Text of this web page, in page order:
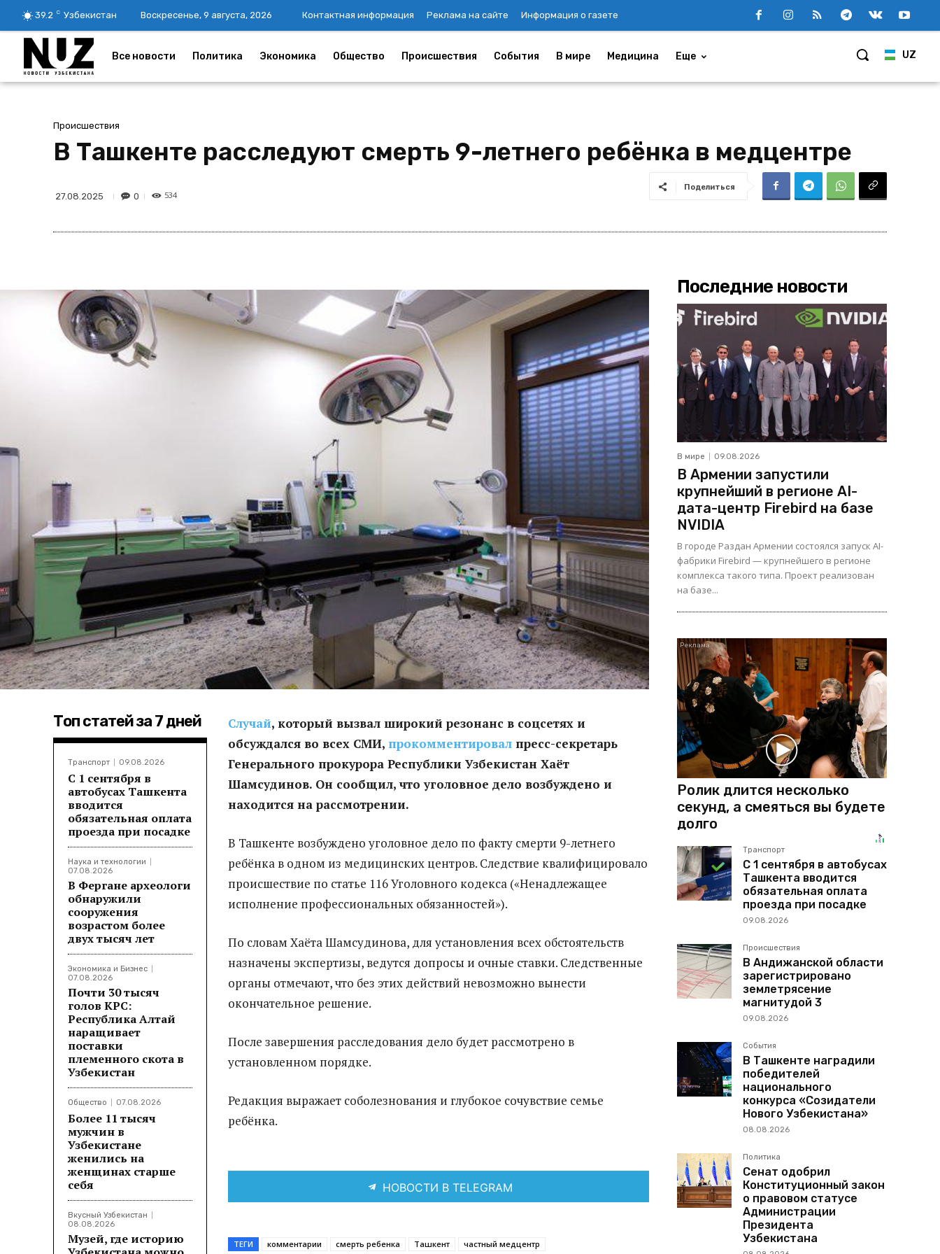
39.2 C Узбекистан Воскресенье, 9 августа, 2026 Контактная информация Реклама на сайте Информация о газете
UZ
Все новости Политика Экономика Общество Происшествия События В мире Медицина Еще
Происшествия
В Ташкенте расследуют смерть 9-летнего ребёнка в медцентре
27.08.2025 0 534
Поделиться
Топ статей за 7 дней
Транспорт 09.08.2026
С 1 сентября в
автобусах Ташкента
вводится
обязательная оплата
проезда при посадке
Наука и технологии
07.08.2026
В Фергане археологи
обнаружили
сооружения
возрастом более
двух тысяч лет
Экономика и Бизнес
07.08.2026
Почти 30 тысяч
голов КРС:
Республика Алтай
наращивает
поставки
племенного скота в
Узбекистан
Общество 07.08.2026
Более 11 тысяч
мужчин в
Узбекистане
женились на
женщинах старше
себя
Вкусный Узбекистан
08.08.2026
Музей, где историю
Случай, который вызвал широкий резонанс в соцсетях и
обсуждался во всех СМИ, прокомментировал пресс-секретарь
Генерального прокурора Республики Узбекистан Хаёт
Шамсудинов. Он сообщил, что уголовное дело возбуждено и
находится на рассмотрении.
В Ташкенте возбуждено уголовное дело по факту смерти 9-летнего
ребёнка в одном из медицинских центров. Следствие квалифицировало
происшествие по статье 116 Уголовного кодекса («Ненадлежащее
исполнение профессиональных обязанностей»).
По словам Хаёта Шамсудинова, для установления всех обстоятельств
назначены экспертизы, ведутся допросы и очные ставки. Следственные
органы отмечают, что без этих действий невозможно вынести
окончательное решение.
После завершения расследования дело будет рассмотрено в
установленном порядке.
Редакция выражает соболезнования и глубокое сочувствие семье
ребёнка.
НОВОСТИ В TELEGRAM
ТЕГИ комментарии смерть ребенка Ташкент частный медцентр
Последние новости
В мире 09.08.2026
В Армении запустили
крупнейший в регионе AI-
дата-центр Firebird на базе
NVIDIA
В городе Раздан Армении состоялся запуск AI-
фабрики Firebird — крупнейшего в регионе
комплекса такого типа. Проект реализован
на базе...
Ролик длится несколько
секунд, а смеяться вы будете
долго
Транспорт
С 1 сентября в автобусах
Ташкента вводится
обязательная оплата
проезда при посадке
09.08.2026
Происшествия
В Андижанской области
зарегистрировано
землетрясение
магнитудой 3
09.08.2026
События
В Ташкенте наградили
победителей
национального
конкурса «Созидатели
Нового Узбекистана»
08.08.2026
Политика
Сенат одобрил
Конституционный закон
о правовом статусе
Администрации
Президента
Узбекистана